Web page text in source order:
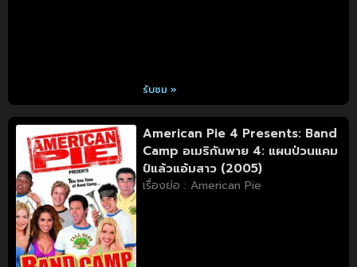
รับชม »
American Pie 4 Presents: Band
Camp อเมริกันพาย 4: แผนป่วนแคม
ป์แล้วแอ้มสาว (2005)
เรื่องย่อ : American Pie